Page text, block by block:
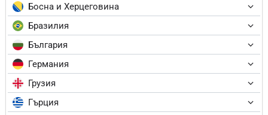
Босна и Херцеговина
Бразилия
България
Германия
Грузия
Гърция